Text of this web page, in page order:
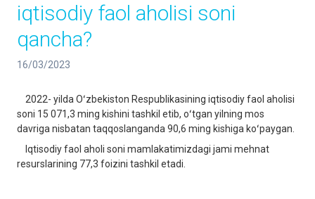
iqtisodiy faol aholisi soni
qancha?
16/03/2023
2022- yilda Oʻzbekiston Respublikasining iqtisodiy faol aholisi
soni 15 071,3 ming kishini tashkil etib, oʻtgan yilning mos
davriga nisbatan taqqoslanganda 90,6 ming kishiga koʻpaygan.
Iqtisodiy faol aholi soni mamlakatimizdagi jami mehnat
resurslarining 77,3 foizini tashkil etadi.